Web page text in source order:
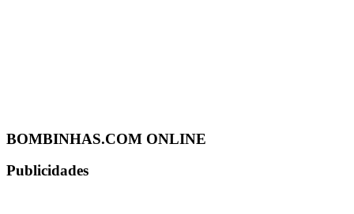
BOMBINHAS.COM ONLINE
Publicidades